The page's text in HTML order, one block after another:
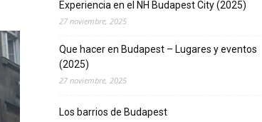
Experiencia en el NH Budapest City (2025)
27 noviembre, 2025
Que hacer en Budapest – Lugares y eventos
(2025)
27 noviembre, 2025
Los barrios de Budapest